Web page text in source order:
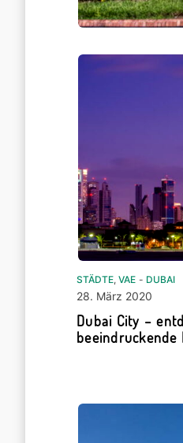
STÄDTE, VAE - DUBAI
28. März 2020
Dubai City –
beeindruckende